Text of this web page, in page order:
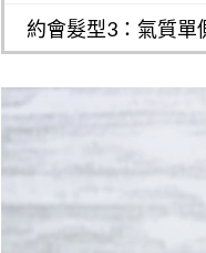
約會髮型3：氣質單